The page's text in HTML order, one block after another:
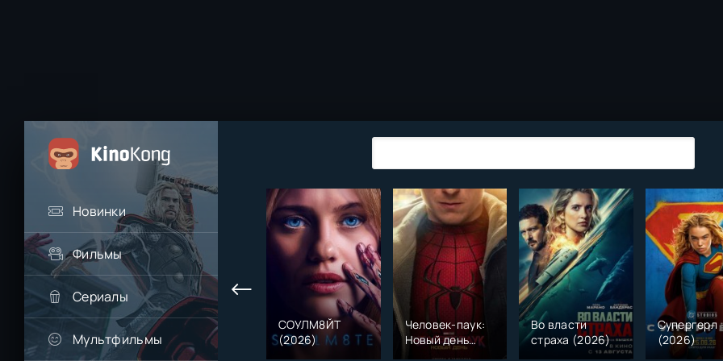
Новинки
Фильмы
Сериалы
Мультфильмы
СОУЛМ8ЙТ
(2026)
Человек-паук:
Новый день
(2026)
Во власти
страха (2026)
Супергерл
(2026)